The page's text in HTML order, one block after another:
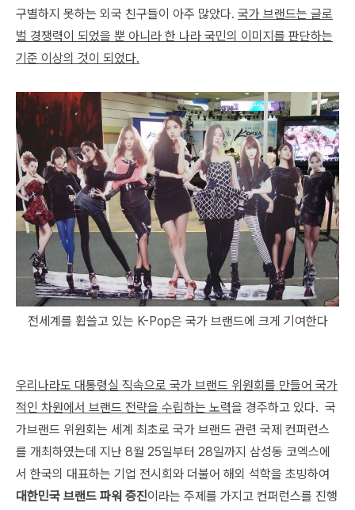
구별하지 못하는 외국 친구들이 아주 많았다. 국가 브랜드는 글로
벌 경쟁력이 되었을 뿐 아니라 한 나라 국민의 이미지를 판단하는
기준 이상의 것이 되었다.
전세계를 휩쓸고 있는 K-Pop은 국가 브랜드에 크게 기여한다
우리나라도 대통령실 직속으로 국가 브랜드 위원회를 만들어 국가
적인 차원에서 브랜드 전략을 수립하는 노력을 경주하고 있다. 국
가브랜드 위원회는 세계 최초로 국가 브랜드 관련 국제 컨퍼런스
를 개최하였는데 지난 8월 25일부터 28일까지 삼성동 코엑스에
서 한국의 대표하는 기업 전시회와 더불어 해외 석학을 초빙하여
대한민국 브랜드 파워 증진이라는 주제를 가지고 컨퍼런스를 진행